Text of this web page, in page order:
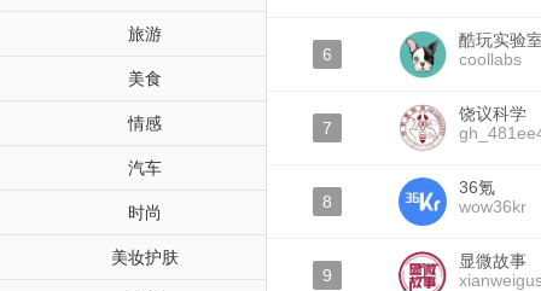
旅游
美食
情感
汽车
时尚
美妆护肤
6
酷玩实验
coollabs
7
饶议科学
8
36氪
wow36kr
9
显微故事